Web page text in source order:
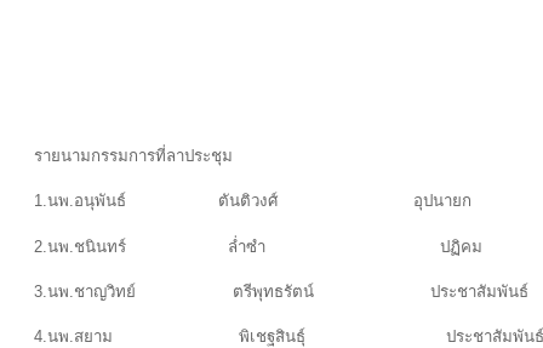
รายนามกรรมการที่ลาประชุม
1.นพ.อนุพันธ์ ตันติวงศ์ อุปนายก
2.นพ.ชนินทร์ ล่ำซำ ปฏิคม
3.นพ.ชาญวิทย์ ตรีพุทธรัตน์ ประชาสัมพันธ์
4.นพ.สยาม พิเชฐสินธุ์ ประชาสัมพันธ์